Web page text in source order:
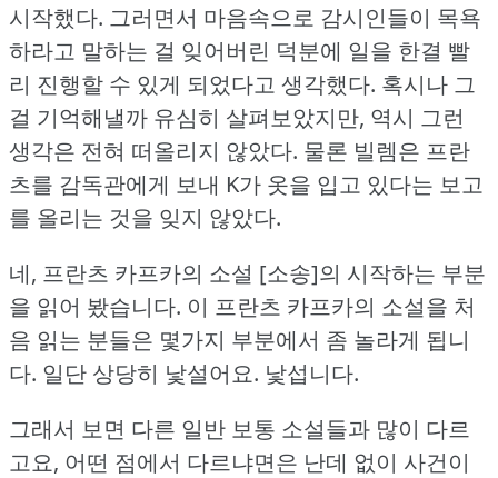
시작했다. 그러면서 마음속으로 감시인들이 목욕
하라고 말하는 걸 잊어버린 덕분에 일을 한결 빨
리 진행할 수 있게 되었다고 생각했다. 혹시나 그
걸 기억해낼까 유심히 살펴보았지만, 역시 그런
생각은 전혀 떠올리지 않았다. 물론 빌렘은 프란
츠를 감독관에게 보내 K가 옷을 입고 있다는 보고
를 올리는 것을 잊지 않았다.
네, 프란츠 카프카의 소설 [소송]의 시작하는 부분
을 읽어 봤습니다. 이 프란츠 카프카의 소설을 처
음 읽는 분들은 몇가지 부분에서 좀 놀라게 됩니
다. 일단 상당히 낯설어요. 낯섭니다.
그래서 보면 다른 일반 보통 소설들과 많이 다르
고요, 어떤 점에서 다르냐면은 난데 없이 사건이